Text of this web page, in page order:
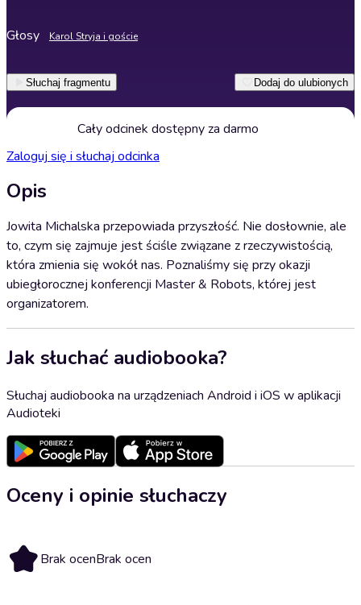
Głosy Karol Stryja i goście
Słuchaj fragmentu Dodaj do ulubionych
Cały odcinek dostępny za darmo
Zaloguj się i słuchaj odcinka
Opis
Jowita Michalska przepowiada przyszłość. Nie dosłownie, ale
to, czym się zajmuje jest ściśle związane z rzeczywistością,
która zmienia się wokół nas. Poznaliśmy się przy okazji
ubiegłorocznej konferencji Master & Robots, której jest
organizatorem.
Jak słuchać audiobooka?
Słuchaj audiobooka na urządzeniach Android i iOS w aplikacji
Audioteki
Oceny i opinie słuchaczy
Brak ocenBrak ocen